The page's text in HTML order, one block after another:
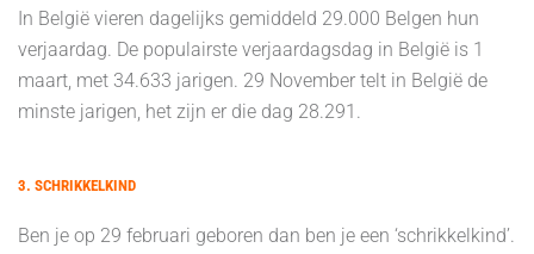
In België vieren dagelijks gemiddeld 29.000 Belgen hun
verjaardag. De populairste verjaardagsdag in België is 1
maart, met 34.633 jarigen. 29 November telt in België de
minste jarigen, het zijn er die dag 28.291.
3. SCHRIKKELKIND
Ben je op 29 februari geboren dan ben je een ‘schrikkelkind’.